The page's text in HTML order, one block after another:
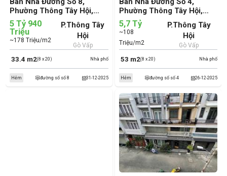
Phường Thông Tây Hội,
Quận Gò Vấp (cũ)
Nhà phố
33.4 m2(8 x 20)
5 Tỷ 940
Triệu
~178 Triệu/m2
P.Thông Tây
Hội
Gò Vấp
31-12-2025
Hẻm đường số số 8
Phường Thông Tây Hội,
Quận Gò Vấp (cũ)
Nhà phố
53 m2(8 x 20)
5,7 Tỷ
~108
Triệu/m2
P.Thông Tây
Hội
Gò Vấp
26-12-2025
Hẻm đường số số 4